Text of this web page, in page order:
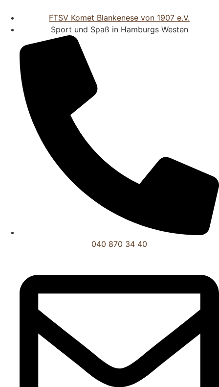
FTSV Komet Blankenese von 1907 e.V.
Sport und Spaß in Hamburgs Westen
040 870 34 40